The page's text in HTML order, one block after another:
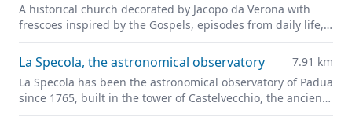
A historical church decorated by Jacopo da Verona with
frescoes inspired by the Gospels, episodes from daily life,
and portraits of leading figures of fourteenth-century
Padua
La Specola, the astronomical observatory
7.91 km
La Specola has been the astronomical observatory of Padua
since 1765, built in the tower of Castelvecchio, the ancient
castle of the city and the pride of medieval Padua.